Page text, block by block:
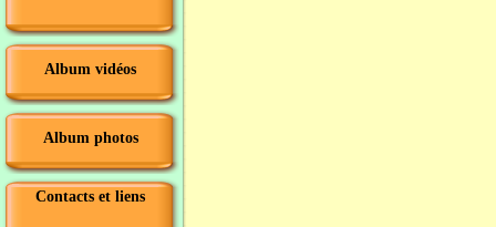
Album vidéos
Album photos
Contacts et liens